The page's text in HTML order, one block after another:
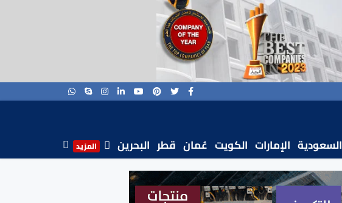
السعودية الإمارات الكويت عُمان قطر البحرين المزيد